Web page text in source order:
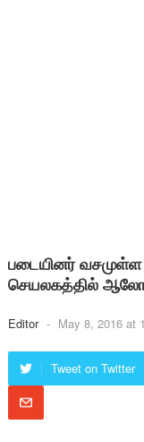
படையினர்
செயலகத்தில்
Editor - May 8, 2016 at
Tweet on Twitter